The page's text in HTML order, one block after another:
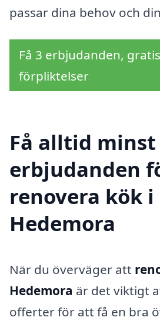
passar dina behov och
Få 3 erbjudanden,
förpliktelser
Få alltid minst
erbjudanden
renovera kök i
Hedemora
När du överväger att
Hedemora är det viktigt
offerter för att få en bra